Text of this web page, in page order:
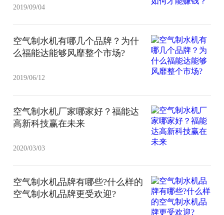
2019/09/04
空气制水机有哪几个品牌？为什
么福能达能够风靡整个市场?
2019/06/12
空气制水机厂家哪家好？福能达
高新科技赢在未来
2020/03/03
空气制水机品牌有哪些?什么样的
空气制水机品牌更受欢迎?